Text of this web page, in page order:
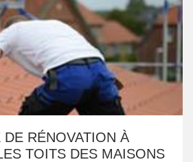
DE RÉNOVATION À
TOITS DES MAISONS